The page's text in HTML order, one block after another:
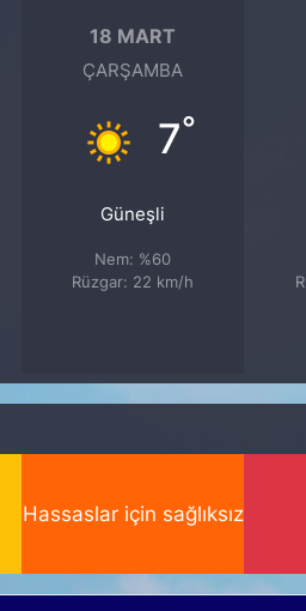
18 MART
ÇARŞAMBA
7°
Güneşli
Nem: %60
Rüzgar: 22 km/h
Hassaslar için sağlıksız